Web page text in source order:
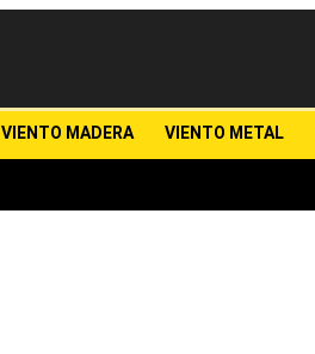
VIENTO MADERA VIENTO METAL